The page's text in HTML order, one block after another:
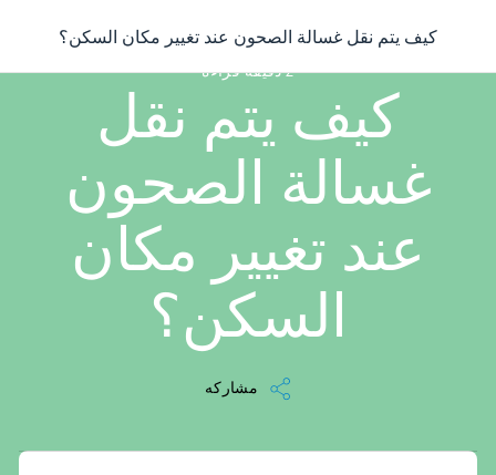
كيف يتم نقل غسالة الصحون عند تغيير مكان السكن؟
2 دقيقه قراءه
كيف يتم نقل
غسالة الصحون
عند تغيير مكان
السكن؟
مشاركه
كيف يتم نقل غسالة الصحون عند تغيير مكان السكن؟